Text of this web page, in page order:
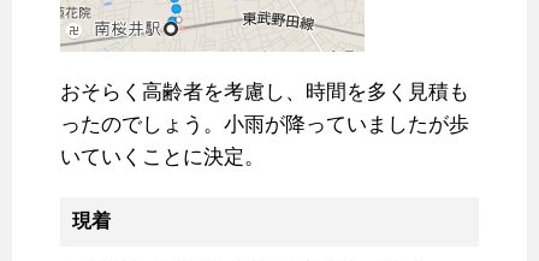
おそらく高齢者を考慮し、時間を多く見積も
ったのでしょう。小雨が降っていましたが歩
いていくことに決定。
現着